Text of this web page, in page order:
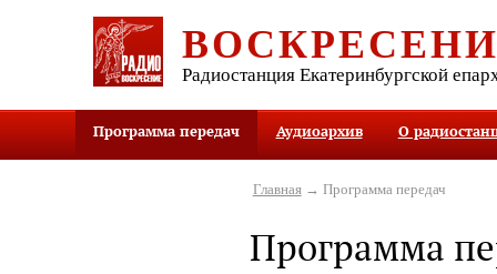
Радиостанция Екатеринбургской
Программа передач Аудиоархив О
Главная→ Программа передач
Программа